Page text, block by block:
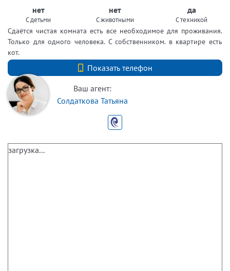
нет
С детьми
нет
С животными
да
С техникой
Сдаётся чистая комната есть все необходимое для проживания.
Только для одного человека. С собственником. в квартире есть
кот.
Показать телефон
+7 (812) 740-70-40
Ваш агент:
Солдаткова Татьяна
загрузка...